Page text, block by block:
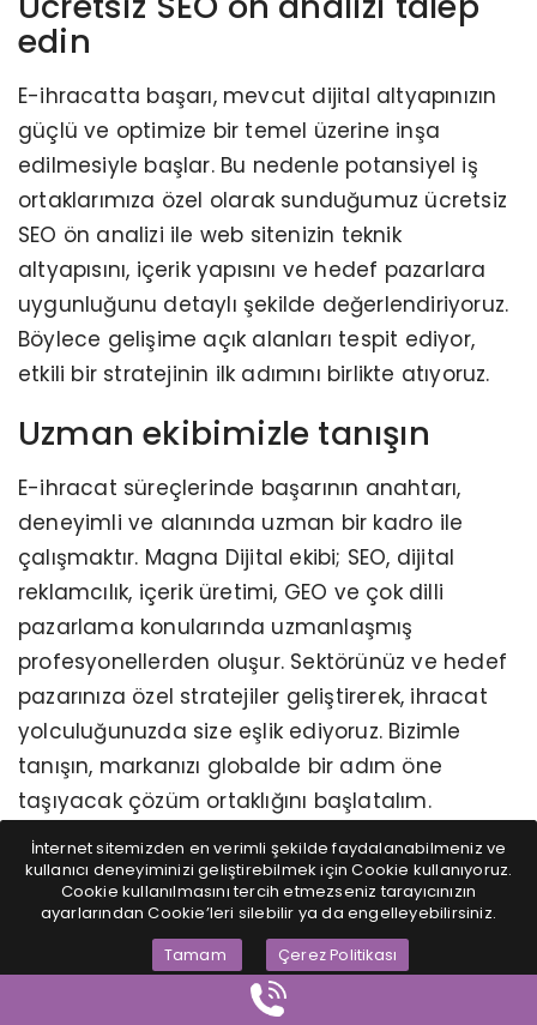
edin
E-ihracatta başarı, mevcut dijital altyapınızın
güçlü ve optimize bir temel üzerine inşa
edilmesiyle başlar. Bu nedenle potansiyel iş
ortaklarımıza özel olarak sunduğumuz ücretsiz
SEO ön analizi ile web sitenizin teknik
altyapısını, içerik yapısını ve hedef pazarlara
uygunluğunu detaylı şekilde değerlendiriyoruz.
Böylece gelişime açık alanları tespit ediyor,
etkili bir stratejinin ilk adımını birlikte atıyoruz.
Uzman ekibimizle tanışın
E-ihracat süreçlerinde başarının anahtarı,
deneyimli ve alanında uzman bir kadro ile
çalışmaktır. Magna Dijital ekibi; SEO, dijital
reklamcılık, içerik üretimi, GEO ve çok dilli
pazarlama konularında uzmanlaşmış
profesyonellerden oluşur. Sektörünüz ve hedef
pazarınıza özel stratejiler geliştirerek, ihracat
yolculuğunuzda size eşlik ediyoruz. Bizimle
tanışın, markanızı globalde bir adım öne
taşıyacak çözüm ortaklığını başlatalım.
E-ihracatta global ölçekte rekabet edebilmek,
yalnızca ürün listelemekten değil, doğru pazar
yerlerinde doğru stratejilerle konumlanmaktan
E-İhracat Global Pazar Yeri Yönetimi
hizmetimizle Amazon, Etsy, Walmart, eBay,
İnternet sitemizden en verimli şekilde faydalanabilmeniz ve
kullanıcı deneyiminizi geliştirebilmek için Cookie kullanıyoruz.
Cookie kullanılmasını tercih etmezseniz tarayıcınızın
ayarlarından Cookie’leri silebilir ya da engelleyebilirsiniz.
Tamam Çerez Politikası